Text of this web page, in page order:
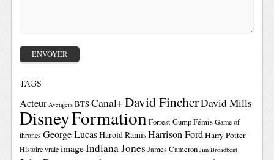
TAGS
Acteur Avengers BTSCanal+David FincherDavid Mills
DisneyFormationForrest GumpFémis Game of
thrones George LucasHarold RamisHarrison FordHarry Potter
Histoire vraie imageIndiana Jones James Cameron Jim Broadbent